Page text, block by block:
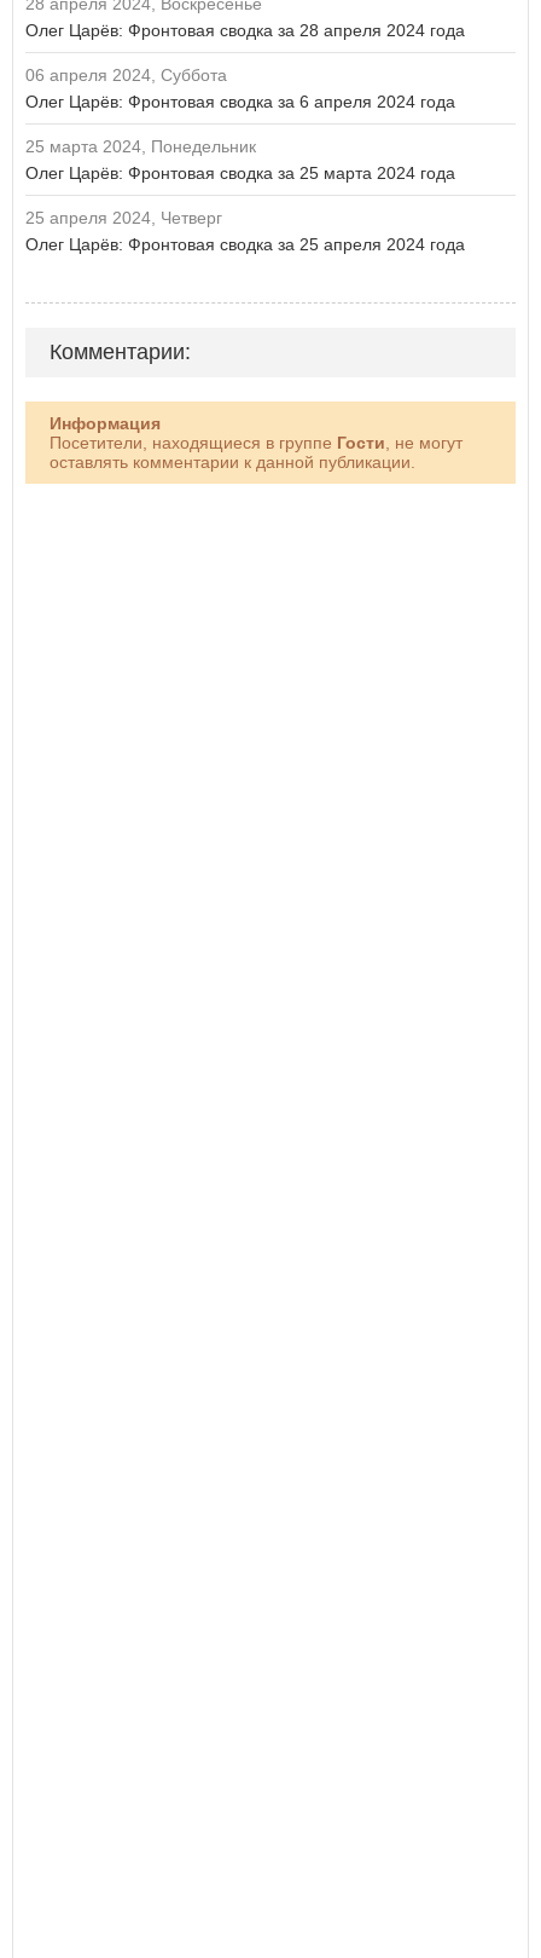
Олег Царёв: Фронтовая сводка за 28 апреля 2024 года
06 апреля 2024, Суббота
Олег Царёв: Фронтовая сводка за 6 апреля 2024 года
25 марта 2024, Понедельник
Олег Царёв: Фронтовая сводка за 25 марта 2024 года
25 апреля 2024, Четверг
Олег Царёв: Фронтовая сводка за 25 апреля 2024 года
Комментарии:
Информация
Посетители, находящиеся в группе Гости , не могут
оставлять комментарии к данной публикации.